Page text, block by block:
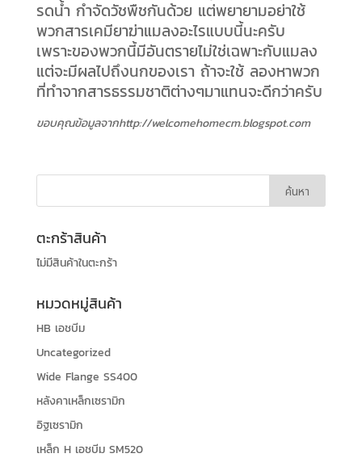
รดน้ำ กำจัดวัชพืชกันด้วย แต่พยายามอย่าใช้
พวกสารเคมียาฆ่าแมลงอะไรแบบนี้นะครับ
เพราะของพวกนี้มีอันตรายไม่ใช่เฉพาะกับแมลง
แต่จะมีผลไปถึงนกของเรา ถ้าจะใช้ ลองหาพวก
ที่ทำจากสารธรรมชาติต่างๆมาแทนจะดีกว่าครับ
ขอบคุณข้อมูลจากhttp://welcomehomecm.blogspot.com
ตะกร้าสินค้า
ไม่มีสินค้าในตะกร้า
หมวดหมู่สินค้า
HB เอชบีม
Uncategorized
Wide Flange SS400
หลังคาเหล็กเซรามิก
อิฐเซรามิก
เหล็ก H เอชบีม SM520